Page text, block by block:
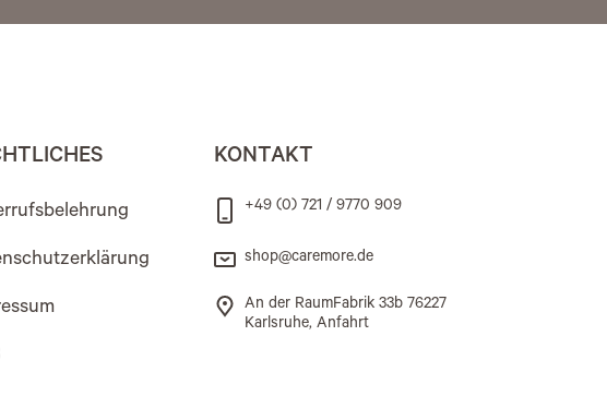
KONTAKT
+49 (0) 721 / 9770 909
shop@caremore.de
An der RaumFabrik 33b 76227
Karlsruhe, Anfahrt